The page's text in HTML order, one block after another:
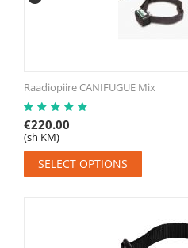
Raadiopiire CANIFUGUE Mix
€220.00
(sh KM)
SELECT OPTIONS